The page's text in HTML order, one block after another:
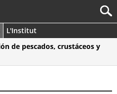
L'Institut
de pescados, crustáceos y